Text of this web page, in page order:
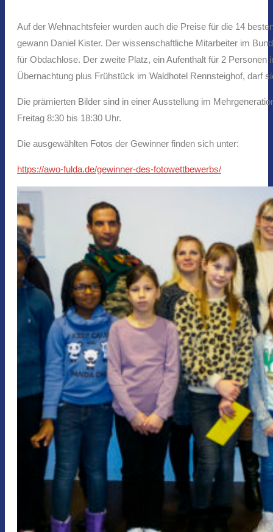
Auf der Wehnachtsfeier wurden auch die Preise für die 14
gewann Daniel Kister. Der wissenschaftliche Mitarbeiter im
für Obdachlose. Der zweite Platz, ein Aufenthalt für 2
Übernachtung plus Frühstück im Waldhotel Rennsteighof, darf
Die prämierten Bilder sind in einer Ausstellung im
Freitag 8:30 bis 18:30 Uhr.
Die ausgewählten Fotos der Gewinner finden sich unter:
https://awo-fulda.de/gewinner-des-fotowettbewerbs/